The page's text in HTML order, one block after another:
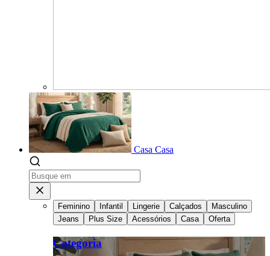
Casa Casa
Feminino Infantil Lingerie Calçados
Masculino
Jeans
Plus Size Acessórios Casa Oferta
Categoria